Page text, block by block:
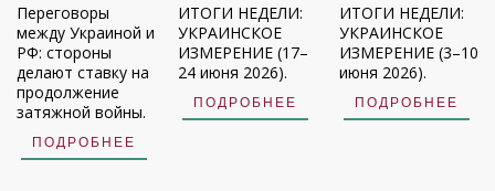
Переговоры
между Украиной и
РФ: стороны
делают ставку на
продолжение
затяжной войны.
ПОДРОБНЕЕ
ИТОГИ НЕДЕЛИ:
УКРАИНСКОЕ
ИЗМЕРЕНИЕ (17–
24 июня 2026).
ПОДРОБНЕЕ
ИТОГИ НЕДЕЛИ:
УКРАИНСКОЕ
ИЗМЕРЕНИЕ (3–10
июня 2026).
ПОДРОБНЕЕ